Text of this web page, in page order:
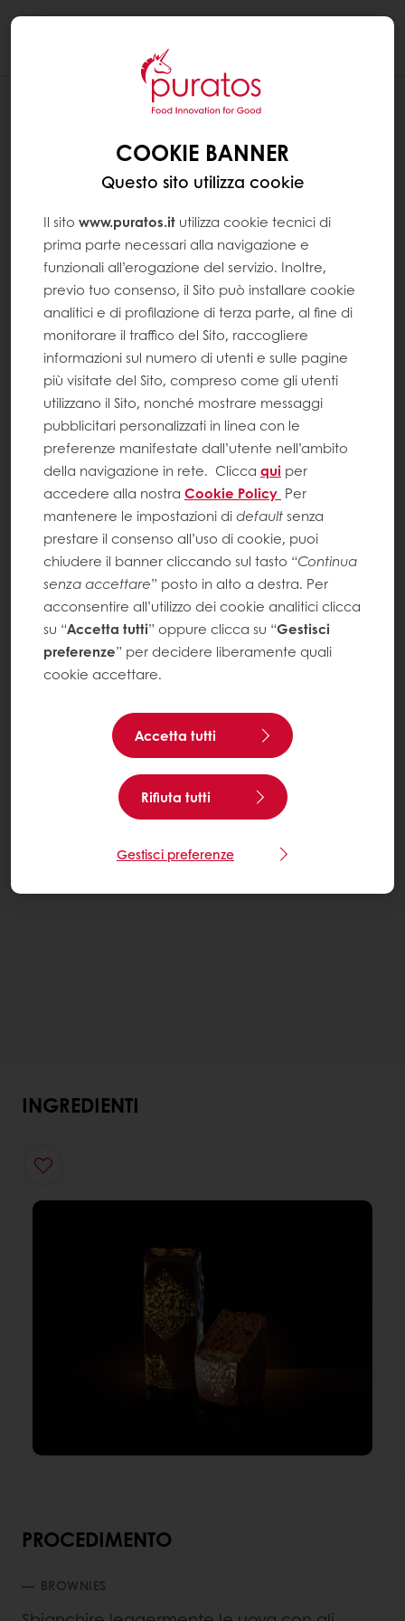
PRALINATO AL PISTACCHIO
INGREDIENTI
PROCEDIMENTO
BROWNIES
COOKIE BANNER
Questo sito utilizza cookie
Il sito www.puratos.it utilizza cookie tecnici di
prima parte necessari alla navigazione e
funzionali all’erogazione del servizio. Inoltre,
previo tuo consenso, il Sito può installare cookie
analitici e di profilazione di terza parte, al fine di
monitorare il traffico del Sito, raccogliere
informazioni sul numero di utenti e sulle pagine
più visitate del Sito, compreso come gli utenti
utilizzano il Sito, nonché mostrare messaggi
pubblicitari personalizzati in linea con le
preferenze manifestate dall’utente nell’ambito
della navigazione in rete. Clicca qui per
accedere alla nostra Cookie Policy Per
mantenere le impostazioni didefaultsenza
prestare il consenso all’uso di cookie, puoi
chiudere il banner cliccando sul tasto “Continua
senza accettare” posto in alto a destra. Per
acconsentire all’utilizzo dei cookie analitici clicca
su “Accetta tutti” oppure clicca su “Gestisci
preferenze” per decidere liberamente quali
cookie accettare.
Accetta tutti
Rifiuta tutti
Gestisci preferenze